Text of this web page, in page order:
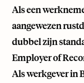
Als een
aangewezen
dubbel zijn
Employer of
Als werkgever in